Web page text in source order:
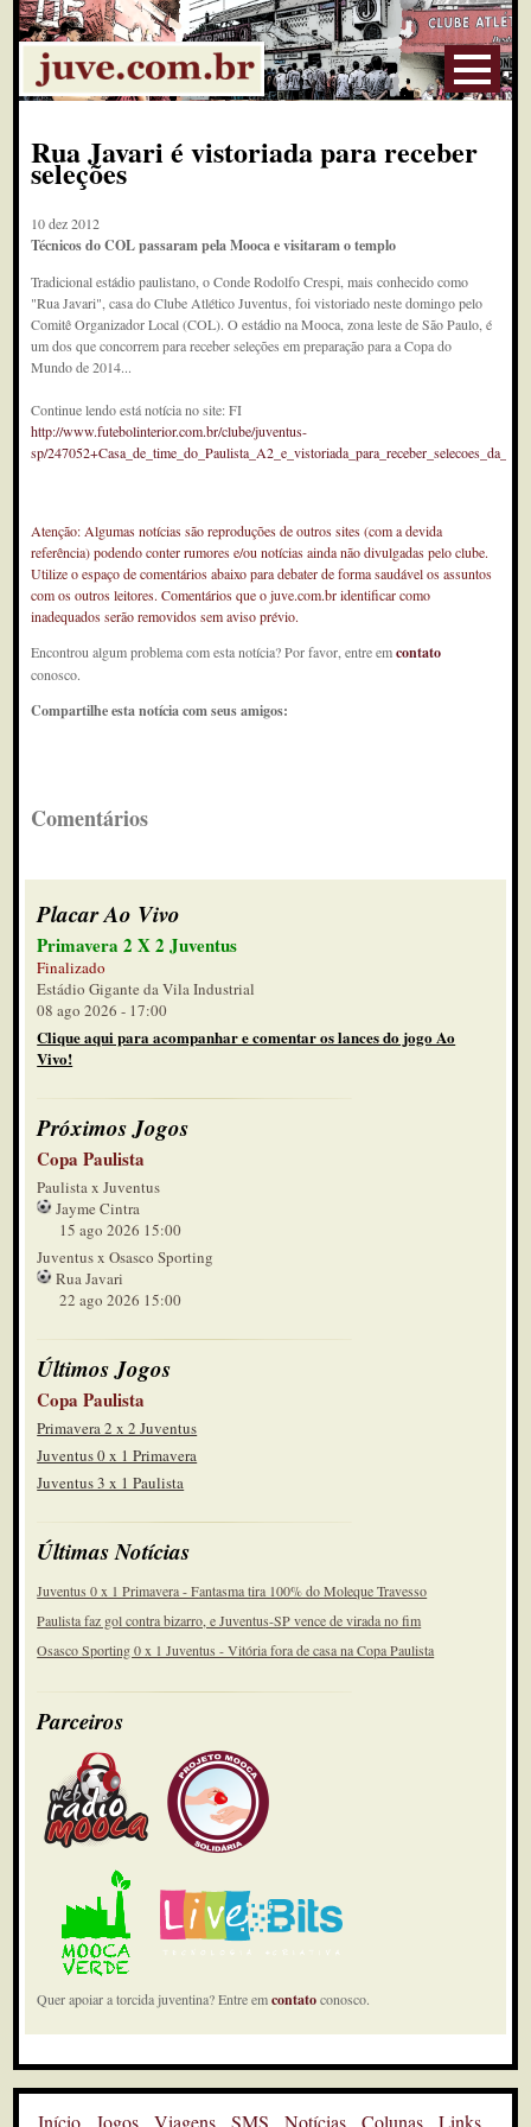
Rua Javari é vistoriada para receber
seleções
10 dez 2012
Técnicos do COL passaram pela Mooca e visitaram o templo
Tradicional estádio paulistano, o Conde Rodolfo Crespi, mais conhecido como
"Rua Javari", casa do Clube Atlético Juventus, foi vistoriado neste domingo pelo
Comitê Organizador Local (COL). O estádio na Mooca, zona leste de São Paulo, é
um dos que concorrem para receber seleções em preparação para a Copa do
Mundo de 2014...
Continue lendo está notícia no site: FI
http://www.futebolinterior.com.br/clube/juventus-
sp/
Atenção: Algumas notícias são reproduções de outros sites (com a devida
referência) podendo conter rumores e/ou notícias ainda não divulgadas pelo clube.
Utilize o espaço de comentários abaixo para debater de forma saudável os assuntos
com os outros leitores. Comentários que o juve.com.br identificar como
inadequados serão removidos sem aviso prévio.
Encontrou algum problema com esta notícia? Por favor, entre emcontato
conosco.
Compartilhe esta notícia com seus amigos:
Comentários
Placar Ao Vivo
Primavera 2 X 2 Juventus
Finalizado
Estádio Gigante da Vila Industrial
08 ago 2026 - 17:00
Clique aqui para acompanhar e comentar os lances do jogo Ao
Vivo!
Próximos Jogos
Copa Paulista
Paulista x Juventus
Jayme Cintra
15 ago 2026 15:00
Juventus x Osasco Sporting
Rua Javari
22 ago 2026 15:00
Últimos Jogos
Copa Paulista
Primavera 2 x 2 Juventus
Juventus 0 x 1 Primavera
Juventus 3 x 1 Paulista
Últimas Notícias
Juventus 0 x 1 Primavera - Fantasma tira 100% do Moleque Travesso
Paulista faz gol contra bizarro, e Juventus-SP vence de virada no fim
Osasco Sporting 0 x 1 Juventus - Vitória fora de casa na Copa Paulista
Parceiros
Quer apoiar a torcida juventina? Entre emcontatoconosco.
Início Jogos Viagens SMS Notícias Colunas Links